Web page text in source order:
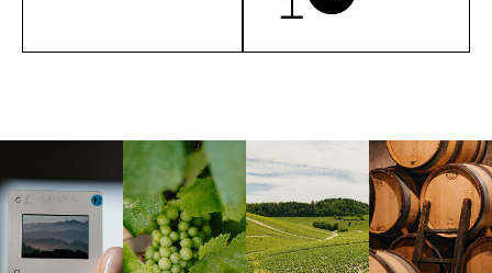
Langa, 1977 Borgogna,
Francia
Borgogna,
Francia
Instagram